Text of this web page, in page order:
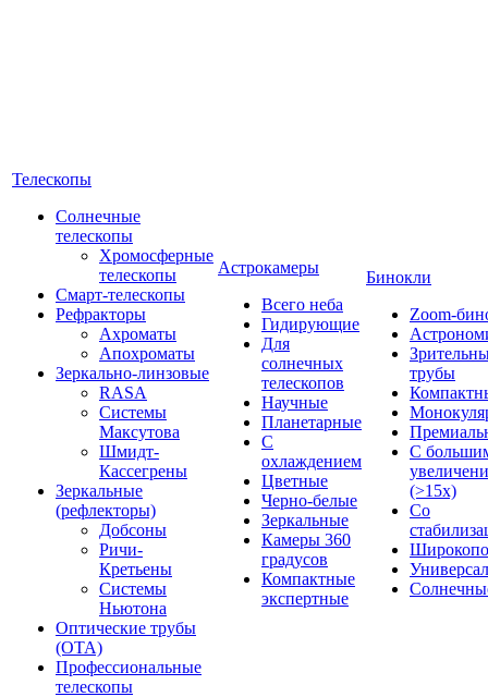
Телескопы
Солнечные
телескопы
Хромосферные
телескопы
Смарт-телескопы
Рефракторы
Ахроматы
Апохроматы
Зеркально-линзовые
RASA
Системы
Максутова
Шмидт-
Кассегрены
Зеркальные
(рефлекторы)
Добсоны
Ричи-
Кретьены
Системы
Ньютона
Оптические трубы
(OTA)
Профессиональные
телескопы
Астрокамеры
Всего неба
Гидирующие
Для
солнечных
телескопов
Научные
Планетарные
С
охлаждением
Цветные
Черно-белые
Зеркальные
Камеры 360
градусов
Компактные
экспертные
Бинокли
Zoom-
трубы
С
(>15x)
Со